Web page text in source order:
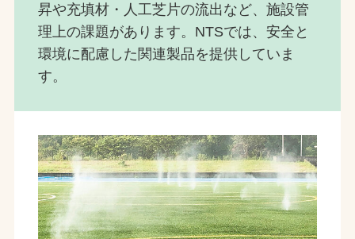
昇や充填材・人工芝片の流出など、施設管
理上の課題があります。NTSでは、安全と
環境に配慮した関連製品を提供していま
す。